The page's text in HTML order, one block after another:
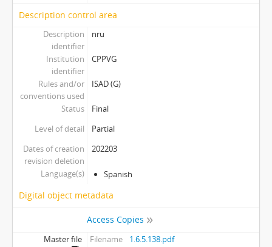
Description control area
Description
identifier
nru
Institution
identifier
CPPVG
Rules and/or
conventions used
ISAD (G)
Status
Final
Level of detail
Partial
Dates of creation
revision deletion
202203
Language(s) Spanish
Digital object metadata
Access Copies
Master file Filename
1.6.5.138.pdf